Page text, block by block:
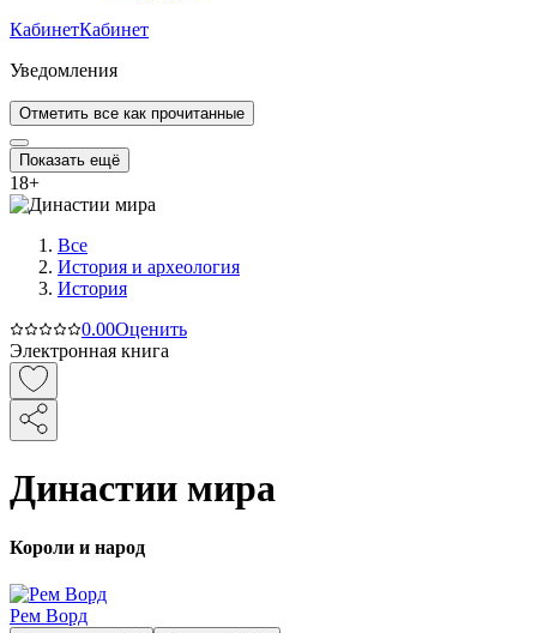
КабинетКабинет
Уведомления
Отметить все как прочитанные
Показать ещё
18+
Все
История и археология
История
0.00Оценить
Электронная книга
Династии мира
Короли и народ
Рем Ворд